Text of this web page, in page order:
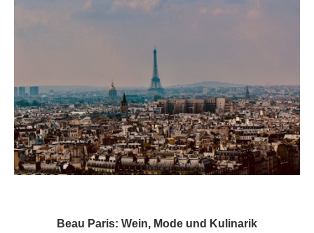
Beau Paris: Wein, Mode und Kulinarik